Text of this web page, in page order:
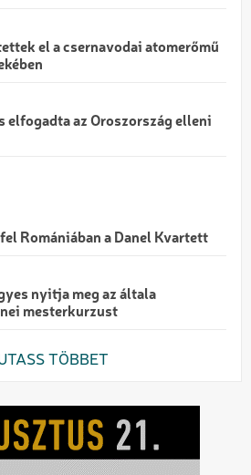
el a csernavodai atomerőmű
elfogadta az Oroszország elleni
Romániában a Danel Kvartett
nyitja meg az általa
mesterkurzust
TÖBBET